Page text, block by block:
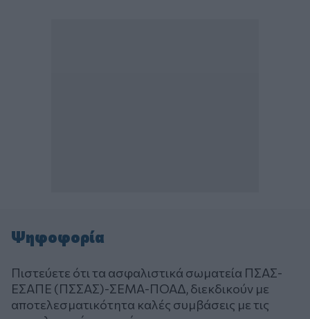
Ψηφοφορία
Πιστεύετε ότι τα ασφαλιστικά σωματεία ΠΣΑΣ-
ΕΣΑΠΕ (ΠΣΣΑΣ)-ΣΕΜΑ-ΠΟΑΔ, διεκδικούν με
αποτελεσματικότητα καλές συμβάσεις με τις